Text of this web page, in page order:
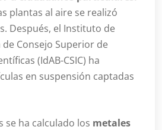
plantas al aire se realizó
Después, el Instituto de
Consejo Superior de
(IdAB-CSIC) ha
en suspensión captadas
se ha calculado los metales